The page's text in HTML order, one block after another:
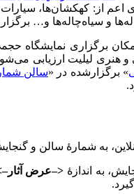
اعم از: کهکشان‌ها،
و سیاه‌چاله‌ها و… برگزار
برگزاری نمایشگاه
هنری لیلیت ارزیابی
» برگزارشده در «سالن شماره
به شمارهٔ سالن و
به اندازهٔ <–عرض